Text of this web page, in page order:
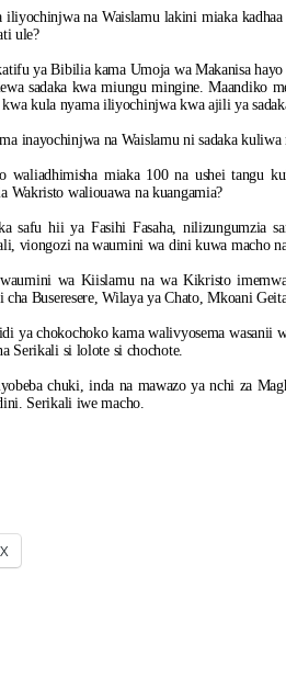
iliyochinjwa na Waislamu lakini miaka
ule?
ya Bibilia kama Umoja wa Makanisa
sadaka kwa miungu mingine. Maandiko
kula nyama iliyochinjwa kwa ajili ya
inayochinjwa na Waislamu ni sadaka kuliwa
waliadhimisha miaka 100 na ushei tangu
Wakristo waliouawa na kuangamia?
hii ya Fasihi Fasaha, nilizungumzia
viongozi na waumini wa dini kuwa macho
wa Kiislamu na wa Kikristo
Buseresere, Wilaya ya Chato, Mkoani
ya chokochoko kama walivyosema
Serikali si lolote si chochote.
chuki, inda na mawazo ya nchi za
Serikali iwe macho.
X